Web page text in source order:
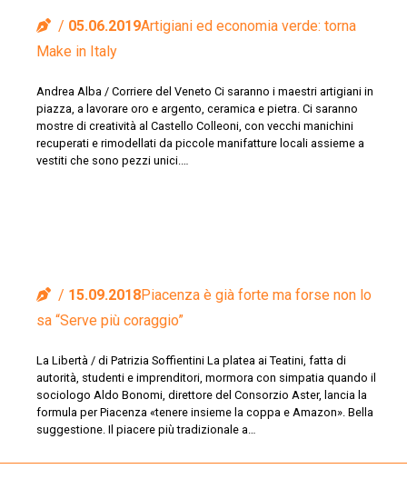
05.06.2019Artigiani ed economia verde: torna
Make in Italy
Andrea Alba / Corriere del Veneto Ci saranno i maestri artigiani in
piazza, a lavorare oro e argento, ceramica e pietra. Ci saranno
mostre di creatività al Castello Colleoni, con vecchi manichini
recuperati e rimodellati da piccole manifatture locali assieme a
vestiti che sono pezzi unici.…
15.09.2018Piacenza è già forte ma forse non lo
sa “Serve più coraggio”
La Libertà / di Patrizia Soffientini La platea ai Teatini, fatta di
autorità, studenti e imprenditori, mormora con simpatia quando il
sociologo Aldo Bonomi, direttore del Consorzio Aster, lancia la
formula per Piacenza «tenere insieme la coppa e Amazon». Bella
suggestione. Il piacere più tradizionale a…